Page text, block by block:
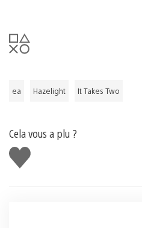
ea Hazelight It Takes Two
Cela vous a plu ?
J'aime